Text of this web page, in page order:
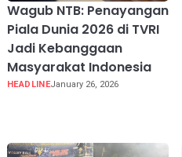
Wagub NTB: Penayangan
Piala Dunia 2026 di TVRI
Jadi Kebanggaan
Masyarakat Indonesia
HEADLINEJanuary 26, 2026